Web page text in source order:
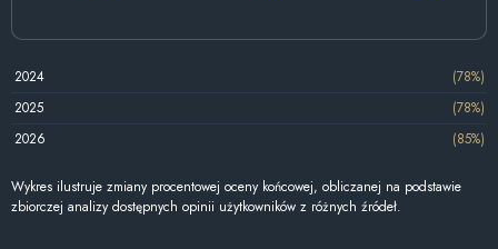
2024
(78%)
2025
(78%)
2026
(85%)
Wykres ilustruje zmiany procentowej oceny końcowej, obliczanej na podstawie
zbiorczej analizy dostępnych opinii użytkowników z różnych źródeł.